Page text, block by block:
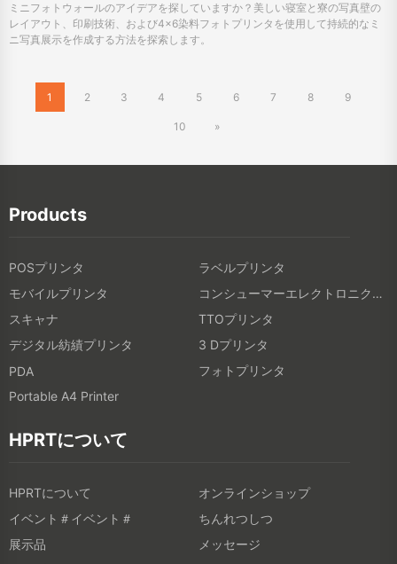
ミニフォトウォールのアイデアを探していますか？美しい寝室と寮の写真壁の
レイアウト、印刷技術、および4×6染料フォトプリンタを使用して持続的なミ
ニ写真展示を作成する方法を探索します。
1 2 3 4 5 6 7 8 9
10 »
Products
POSプリンタ
ラベルプリンタ
モバイルプリンタ
コンシューマーエレクトロニクス製品
スキャナ
TTOプリンタ
デジタル紡績プリンタ
3 Dプリンタ
PDA
フォトプリンタ
Portable A4 Printer
HPRTについて
HPRTについて
オンラインショップ
イベント＃イベント＃
ちんれつしつ
展示品
メッセージ